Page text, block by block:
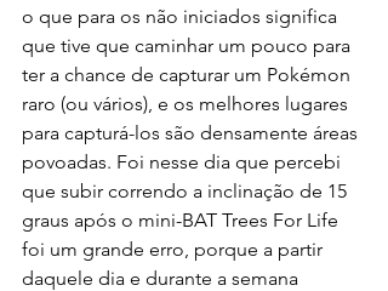
o que para os não iniciados significa
que tive que caminhar um pouco para
ter a chance de capturar um Pokémon
raro (ou vários), e os melhores lugares
para capturá-los são densamente áreas
povoadas. Foi nesse dia que percebi
que subir correndo a inclinação de 15
graus após o mini-BAT Trees For Life
foi um grande erro, porque a partir
daquele dia e durante a semana